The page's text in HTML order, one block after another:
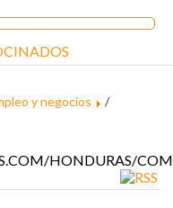
y negocios
/